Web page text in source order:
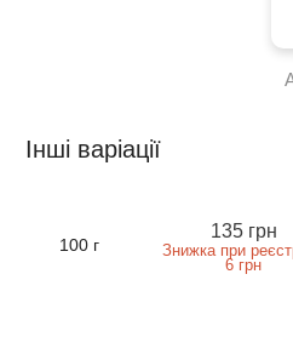
Інші варіації
100 г
135 грн
Знижка при
6 грн